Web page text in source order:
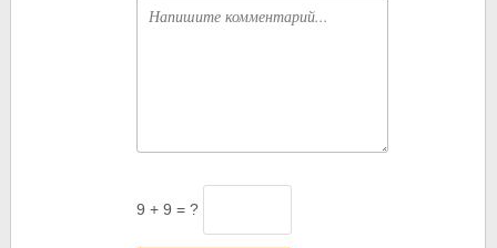
9 + 9 = ?